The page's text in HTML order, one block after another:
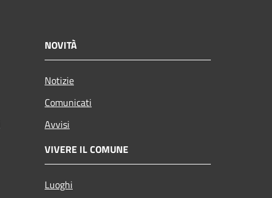
NOVITÀ
Notizie
Comunicati
Avvisi
VIVERE IL COMUNE
Luoghi